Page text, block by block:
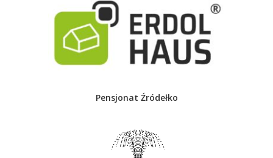
Pensjonat Źródełko